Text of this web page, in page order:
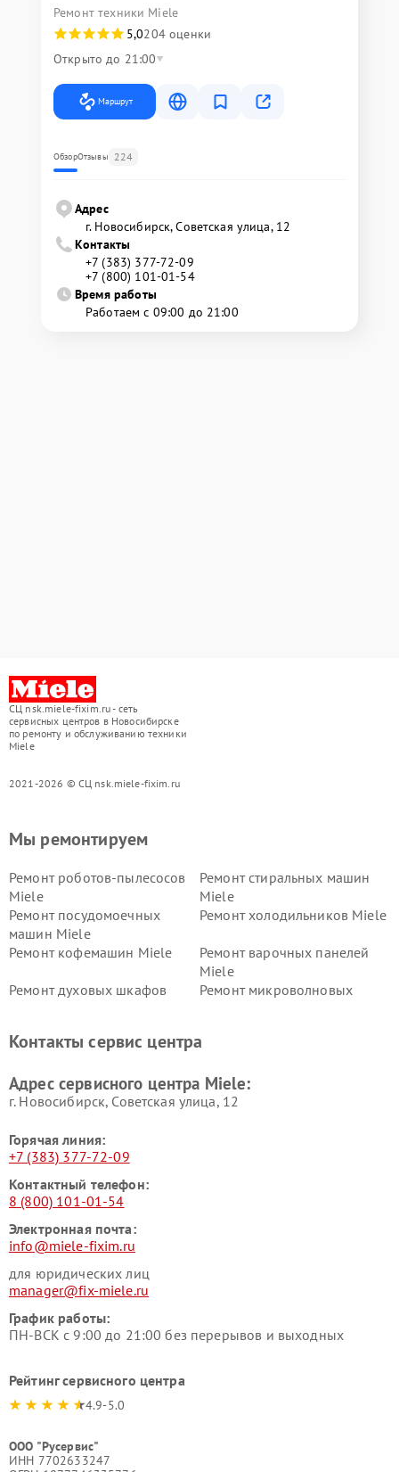
Ремонт техники Miele
5,0204 оценки
Открыто до 21:00
Маршрут
ОбзорОтзывы 224
Адрес
г. Новосибирск, Советская улица, 12
Контакты
+7 (383) 377-72-09
+7 (800) 101-01-54
Время работы
Работаем с 09:00 до 21:00
СЦ nsk.miele-fixim.ru - сеть
сервисных центров в Новосибирске
по ремонту и обслуживанию техники
Miele
2021-2026 © СЦ nsk.miele-fixim.ru
Мы ремонтируем
Ремонт роботов-пылесосов
Miele
Ремонт стиральных машин
Miele
Ремонт посудомоечных
машин Miele
Ремонт холодильников Miele
Ремонт кофемашин Miele
Ремонт варочных панелей
Miele
Ремонт духовых шкафов
Ремонт микроволновых
Miele
Miele
пылесосов Miele
Контакты сервис центра
Адрес сервисного центра Miele:
г. Новосибирск, Советская улица, 12
Горячая линия:
+7 (383) 377-72-09
Контактный телефон:
8 (800) 101-01-54
Электронная почта:
info@miele-fixim.ru
для юридических лиц
manager@fix-miele.ru
График работы:
ПН-ВСК с 9:00 до 21:00 без перерывов и выходных
Рейтинг сервисного центра
4.9-5.0
ООО "Русервис"
ИНН 7702633247